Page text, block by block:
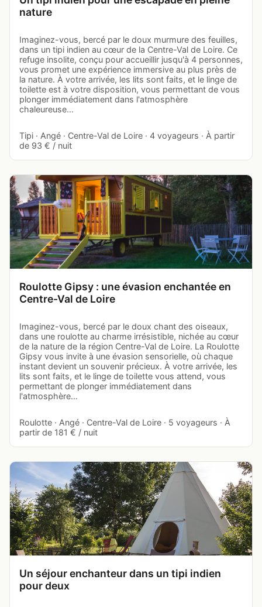
nature
Imaginez-vous, bercé par le doux murmure des feuilles,
dans un tipi indien au cœur de la Centre-Val de Loire. Ce
refuge insolite, conçu pour accueillir jusqu'à 4 personnes,
vous promet une expérience immersive au plus près de
la nature. À votre arrivée, les lits sont faits, et le linge de
toilette est à votre disposition, vous permettant de vous
plonger immédiatement dans l'atmosphère
chaleureuse…
Tipi · Angé · Centre-Val de Loire · 4 voyageurs · À partir
de 93 € / nuit
Roulotte Gipsy : une évasion enchantée en
Centre-Val de Loire
Imaginez-vous, bercé par le doux chant des oiseaux,
dans une roulotte au charme irrésistible, nichée au cœur
de la nature de la région Centre-Val de Loire. La Roulotte
Gipsy vous invite à une évasion sensorielle, où chaque
instant devient un souvenir précieux. À votre arrivée, les
lits sont faits, et le linge de toilette vous attend, vous
permettant de plonger immédiatement dans
l'atmosphère…
Roulotte · Angé · Centre-Val de Loire · 5 voyageurs · À
partir de 181 € / nuit
Un séjour enchanteur dans un tipi indien
pour deux